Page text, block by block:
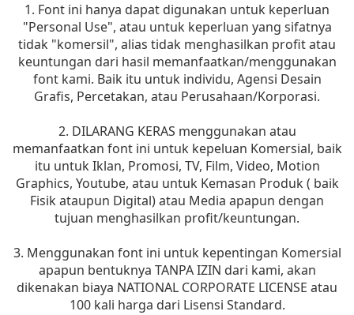
1. Font ini hanya dapat digunakan untuk keperluan
"Personal Use", atau untuk keperluan yang sifatnya
tidak "komersil", alias tidak menghasilkan profit atau
keuntungan dari hasil memanfaatkan/menggunakan
font kami. Baik itu untuk individu, Agensi Desain
Grafis, Percetakan, atau Perusahaan/Korporasi.
2. DILARANG KERAS menggunakan atau
memanfaatkan font ini untuk kepeluan Komersial, baik
itu untuk Iklan, Promosi, TV, Film, Video, Motion
Graphics, Youtube, atau untuk Kemasan Produk ( baik
Fisik ataupun Digital) atau Media apapun dengan
tujuan menghasilkan profit/keuntungan.
3. Menggunakan font ini untuk kepentingan Komersial
apapun bentuknya TANPA IZIN dari kami, akan
dikenakan biaya NATIONAL CORPORATE LICENSE atau
100 kali harga dari Lisensi Standard.